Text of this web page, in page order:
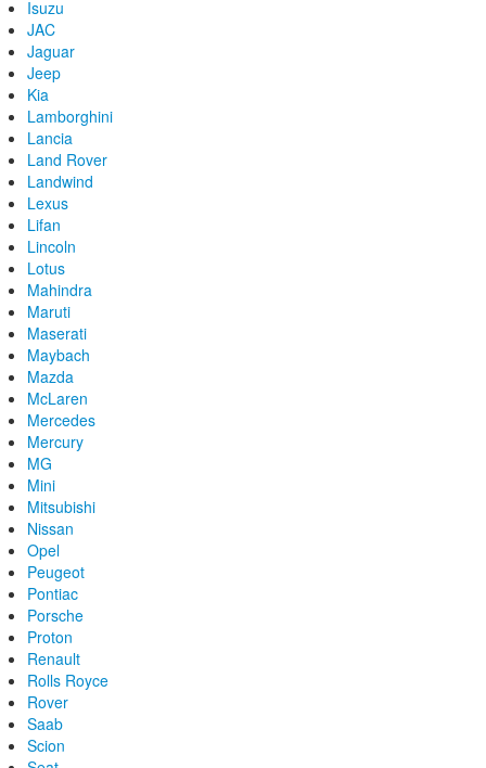
Isuzu
JAC
Jaguar
Jeep
Kia
Lamborghini
Lancia
Land Rover
Landwind
Lexus
Lifan
Lincoln
Lotus
Mahindra
Maruti
Maserati
Maybach
Mazda
McLaren
Mercedes
Mercury
MG
Mini
Mitsubishi
Nissan
Opel
Peugeot
Pontiac
Porsche
Proton
Renault
Rolls Royce
Rover
Saab
Scion